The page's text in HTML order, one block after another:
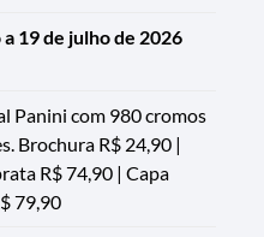
19 de julho de 2026
Panini com 980 cromos
Brochura R$ 24,90 |
R$ 74,90 | Capa
79,90